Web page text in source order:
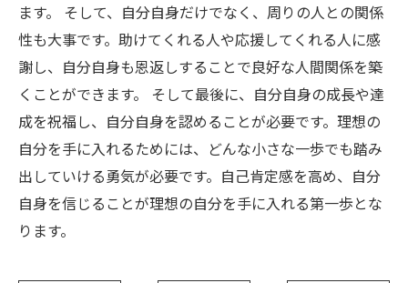
ます。 そして、自分自身だけでなく、周りの人との関係
性も大事です。助けてくれる人や応援してくれる人に感
謝し、自分自身も恩返しすることで良好な人間関係を築
くことができます。 そして最後に、自分自身の成長や達
成を祝福し、自分自身を認めることが必要です。理想の
自分を手に入れるためには、どんな小さな一歩でも踏み
出していける勇気が必要です。自己肯定感を高め、自分
自身を信じることが理想の自分を手に入れる第一歩とな
ります。